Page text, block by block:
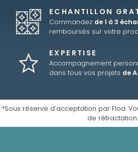
ECHANTILLON
Commandez de 1 à 3
remboursés sur votre
EXPERTISE
Accompagnement
dans tous vos projets de
*Sous réserve d’acceptation par Floa.
de rétractation.